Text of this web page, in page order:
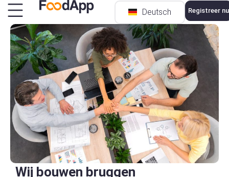
Deutsch
Türkçe Registreer nu
Wij bouwen bruggen